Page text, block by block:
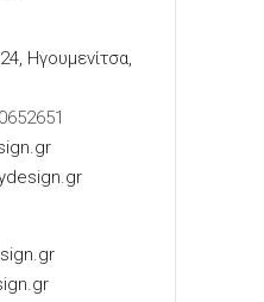
Ηγουμενίτσα,